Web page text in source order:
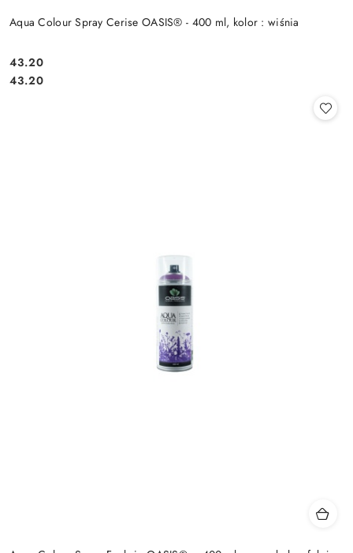
Aqua Colour Spray Cerise OASIS® - 400 ml, kolor : wiśnia
Cena:
43.20
Cena:
43.20